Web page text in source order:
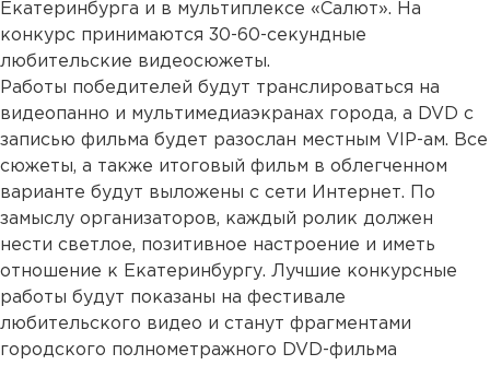
Екатеринбурга и в мультиплексе «Салют». На
конкурс принимаются 30-60-секундные
любительские видеосюжеты.
Работы победителей будут транслироваться на
видеопанно и мультимедиаэкранах города, а DVD с
записью фильма будет разослан местным VIP-ам. Все
сюжеты, а также итоговый фильм в облегченном
варианте будут выложены с сети Интернет. По
замыслу организаторов, каждый ролик должен
нести светлое, позитивное настроение и иметь
отношение к Екатеринбургу. Лучшие конкурсные
работы будут показаны на фестивале
любительского видео и станут фрагментами
городского полнометражного DVD-фильма